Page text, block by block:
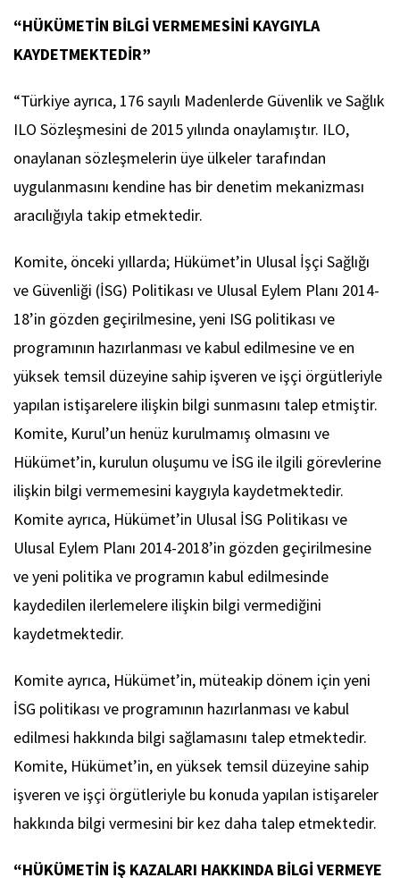
“HÜKÜMETİN BİLGİ VERMEMESİNİ KAYGIYLA
KAYDETMEKTEDİR”
“Türkiye ayrıca, 176 sayılı Madenlerde Güvenlik ve Sağlık
ILO Sözleşmesini de 2015 yılında onaylamıştır. ILO,
onaylanan sözleşmelerin üye ülkeler tarafından
uygulanmasını kendine has bir denetim mekanizması
aracılığıyla takip etmektedir.
Komite, önceki yıllarda; Hükümet’in Ulusal İşçi Sağlığı
ve Güvenliği (İSG) Politikası ve Ulusal Eylem Planı 2014-
18’in gözden geçirilmesine, yeni ISG politikası ve
programının hazırlanması ve kabul edilmesine ve en
yüksek temsil düzeyine sahip işveren ve işçi örgütleriyle
yapılan istişarelere ilişkin bilgi sunmasını talep etmiştir.
Komite, Kurul’un henüz kurulmamış olmasını ve
Hükümet’in, kurulun oluşumu ve İSG ile ilgili görevlerine
ilişkin bilgi vermemesini kaygıyla kaydetmektedir.
Komite ayrıca, Hükümet’in Ulusal İSG Politikası ve
Ulusal Eylem Planı 2014-2018’in gözden geçirilmesine
ve yeni politika ve programın kabul edilmesinde
kaydedilen ilerlemelere ilişkin bilgi vermediğini
kaydetmektedir.
Komite ayrıca, Hükümet’in, müteakip dönem için yeni
İSG politikası ve programının hazırlanması ve kabul
edilmesi hakkında bilgi sağlamasını talep etmektedir.
Komite, Hükümet’in, en yüksek temsil düzeyine sahip
işveren ve işçi örgütleriyle bu konuda yapılan istişareler
hakkında bilgi vermesini bir kez daha talep etmektedir.
“HÜKÜMETİN İŞ KAZALARI HAKKINDA BİLGİ VERMEYE